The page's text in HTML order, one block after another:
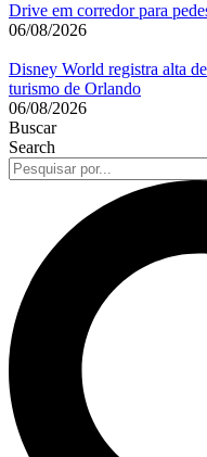
Drive em corredor para
06/08/2026
Disney World registra alta
turismo de Orlando
06/08/2026
Buscar
Search